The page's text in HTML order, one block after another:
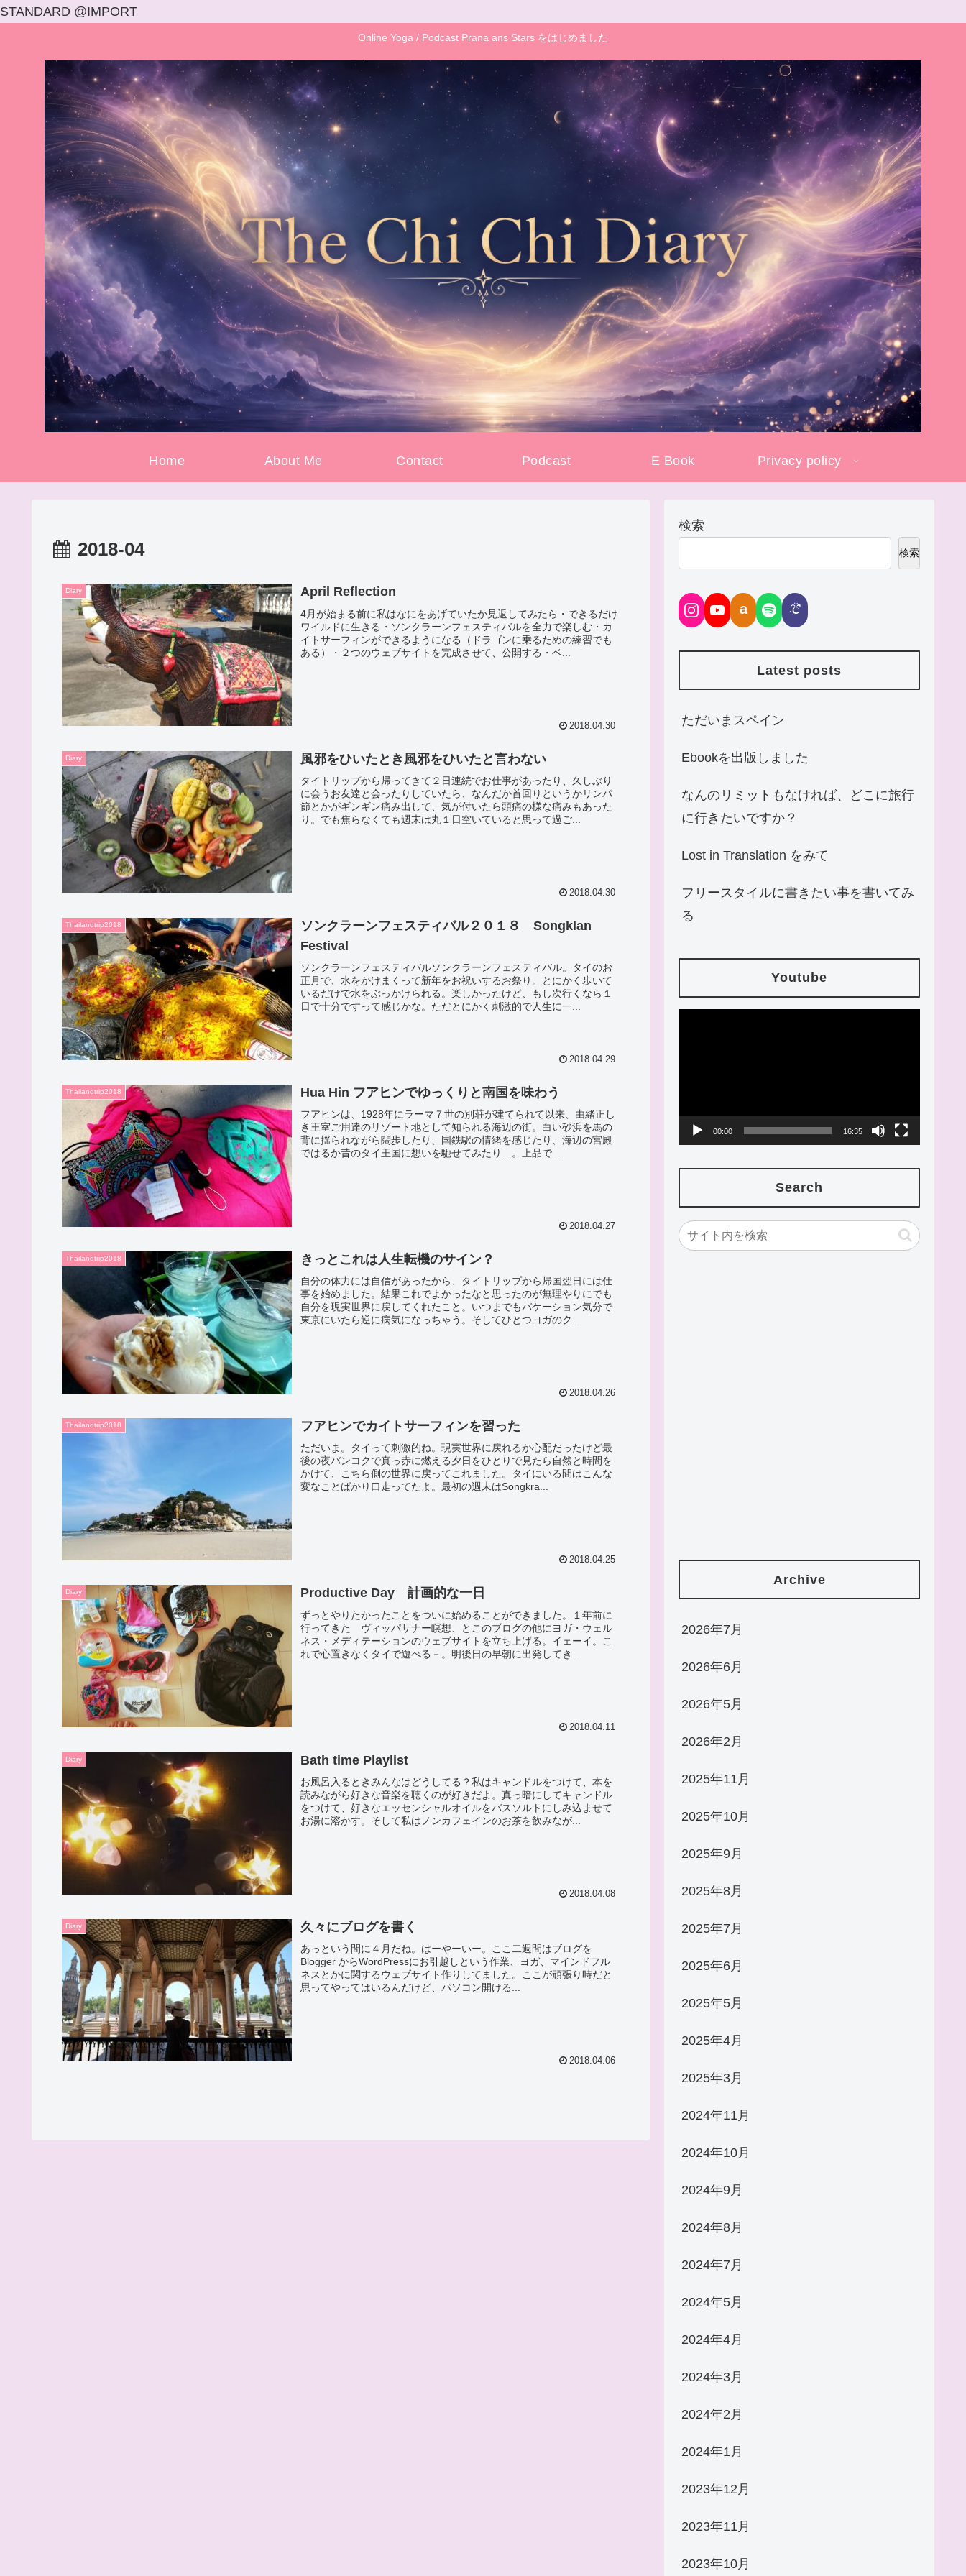
STANDARD @IMPORT
Online Yoga / Podcast Prana ans Stars をはじめました
Home About Me Contact Podcast E Book Privacy policy
2018-04
Diary April Reflection
4月が始まる前に私はなにをあげていたか見返してみたら・できるだけ
ワイルドに生きる・ソンクラーンフェスティバルを全力で楽しむ・カ
イトサーフィンができるようになる（ドラゴンに乗るための練習でも
ある）・２つのウェブサイトを完成させて、公開する・ベ...
2018.04.30
Diary 風邪をひいたとき風邪をひいたと言わない
タイトリップから帰ってきて２日連続でお仕事があったり、久しぶり
に会うお友達と会ったりしていたら、なんだか首回りというかリンパ
節とかがギンギン痛み出して、気が付いたら頭痛の様な痛みもあった
り。でも焦らなくても週末は丸１日空いていると思って過ご...
2018.04.30
Thailandtrip2018
ソンクラーンフェスティバル２０１８ Songklan
Festival
ソンクラーンフェスティバルソンクラーンフェスティバル。タイのお
正月で、水をかけまくって新年をお祝いするお祭り。とにかく歩いて
いるだけで水をぶっかけられる。楽しかったけど、もし次行くなら１
日で十分ですって感じかな。ただとにかく刺激的で人生に一...
2018.04.29
Thailandtrip2018 Hua Hin フアヒンでゆっくりと南国を味わう
フアヒンは、1928年にラーマ７世の別荘が建てられて以来、由緒正し
き王室ご用達のリゾート地として知られる海辺の街。白い砂浜を馬の
背に揺られながら闊歩したり、国鉄駅の情緒を感じたり、海辺の宮殿
ではるか昔のタイ王国に想いを馳せてみたり…。上品で...
2018.04.27
Thailandtrip2018 きっとこれは人生転機のサイン？
自分の体力には自信があったから、タイトリップから帰国翌日には仕
事を始めました。結果これでよかったなと思ったのが無理やりにでも
自分を現実世界に戻してくれたこと。いつまでもバケーション気分で
東京にいたら逆に病気になっちゃう。そしてひとつヨガのク...
2018.04.26
Thailandtrip2018 フアヒンでカイトサーフィンを習った
ただいま。タイって刺激的ね。現実世界に戻れるか心配だったけど最
後の夜バンコクで真っ赤に燃える夕日をひとりで見たら自然と時間を
かけて、こちら側の世界に戻ってこれました。タイにいる間はこんな
変なことばかり口走ってたよ。最初の週末はSongkra...
2018.04.25
Diary Productive Day 計画的な一日
ずっとやりたかったことをついに始めることができました。１年前に
行ってきた ヴィッパサナー瞑想、とこのブログの他にヨガ・ウェル
ネス・メディテーションのウェブサイトを立ち上げる。イェーイ。こ
れで心置きなくタイで遊べる－。明後日の早朝に出発してき...
2018.04.11
Diary Bath time Playlist
お風呂入るときみんなはどうしてる？私はキャンドルをつけて、本を
読みながら好きな音楽を聴くのが好きだよ。真っ暗にしてキャンドル
をつけて、好きなエッセンシャルオイルをバスソルトにしみ込ませて
お湯に溶かす。そして私はノンカフェインのお茶を飲みなが...
2018.04.08
Diary 久々にブログを書く
あっという間に４月だね。はーやーいー。ここ二週間はブログを
Blogger からWordPressにお引越しという作業、ヨガ、マインドフル
ネスとかに関するウェブサイト作りしてました。ここが頑張り時だと
思ってやってはいるんだけど、パソコン開ける...
2018.04.06
検索
検索
a
Latest posts
ただいまスペイン
Ebookを出版しました
なんのリミットもなければ、どこに旅行
に行きたいですか？
Lost in Translation をみて
フリースタイルに書きたい事を書いてみ
る
Youtube
00:00 16:35
Search
Archive
2026年7月
2026年6月
2026年5月
2026年2月
2025年11月
2025年10月
2025年9月
2025年8月
2025年7月
2025年6月
2025年5月
2025年4月
2025年3月
2024年11月
2024年10月
2024年9月
2024年8月
2024年7月
2024年5月
2024年4月
2024年3月
2024年2月
2024年1月
2023年12月
2023年11月
2023年10月